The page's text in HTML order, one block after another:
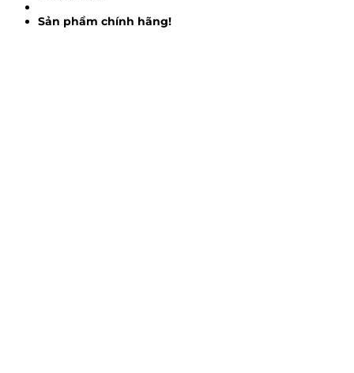
Sản phẩm chính hãng!